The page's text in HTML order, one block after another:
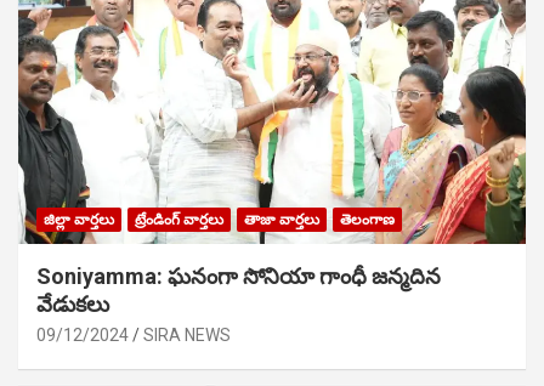
జిల్లా వార్తలు ట్రేండింగ్ వార్తలు తాజా వార్తలు తెలంగాణ
Soniyamma: ఘ‌నంగా సోనియా గాంధీ జ‌న్మ‌దిన
వేడుక‌లు
09/12/2024 SIRA NEWS